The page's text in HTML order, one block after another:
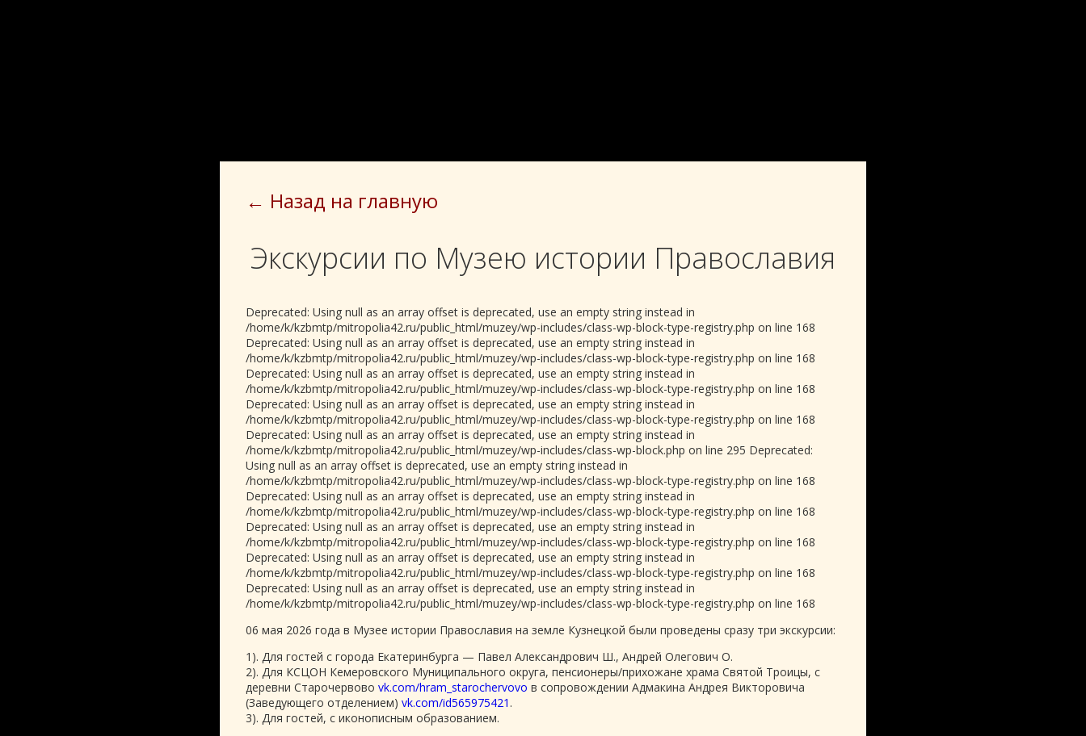
← Назад на главную
Экскурсии по Музею истории Православия
Deprecated: Using null as an array offset is deprecated, use an empty string instead in
/home/k/kzbmtp/mitropolia42.ru/public_html/muzey/wp-includes/class-wp-block-type-registry.php on line 168
Deprecated: Using null as an array offset is deprecated, use an empty string instead in
/home/k/kzbmtp/mitropolia42.ru/public_html/muzey/wp-includes/class-wp-block-type-registry.php on line 168
Deprecated: Using null as an array offset is deprecated, use an empty string instead in
/home/k/kzbmtp/mitropolia42.ru/public_html/muzey/wp-includes/class-wp-block-type-registry.php on line 168
Deprecated: Using null as an array offset is deprecated, use an empty string instead in
/home/k/kzbmtp/mitropolia42.ru/public_html/muzey/wp-includes/class-wp-block-type-registry.php on line 168
Deprecated: Using null as an array offset is deprecated, use an empty string instead in
/home/k/kzbmtp/mitropolia42.ru/public_html/muzey/wp-includes/class-wp-block.php on line 295 Deprecated:
Using null as an array offset is deprecated, use an empty string instead in
/home/k/kzbmtp/mitropolia42.ru/public_html/muzey/wp-includes/class-wp-block-type-registry.php on line 168
Deprecated: Using null as an array offset is deprecated, use an empty string instead in
/home/k/kzbmtp/mitropolia42.ru/public_html/muzey/wp-includes/class-wp-block-type-registry.php on line 168
Deprecated: Using null as an array offset is deprecated, use an empty string instead in
/home/k/kzbmtp/mitropolia42.ru/public_html/muzey/wp-includes/class-wp-block-type-registry.php on line 168
Deprecated: Using null as an array offset is deprecated, use an empty string instead in
/home/k/kzbmtp/mitropolia42.ru/public_html/muzey/wp-includes/class-wp-block-type-registry.php on line 168
Deprecated: Using null as an array offset is deprecated, use an empty string instead in
/home/k/kzbmtp/mitropolia42.ru/public_html/muzey/wp-includes/class-wp-block-type-registry.php on line 168
06 мая 2026 года в Музее истории Православия на земле Кузнецкой были проведены сразу три экскурсии:
1). Для гостей с города Екатеринбурга — Павел Александрович Ш., Андрей Олегович О.
2). Для КСЦОН Кемеровского Муниципального округа, пенсионеры/прихожане храма Святой Троицы, с
деревни Старочервово vk.com/hram_starochervovo в сопровождении Адмакина Андрея Викторовича
(Заведующего отделением) vk.com/id565975421 .
3). Для гостей, с иконописным образованием.